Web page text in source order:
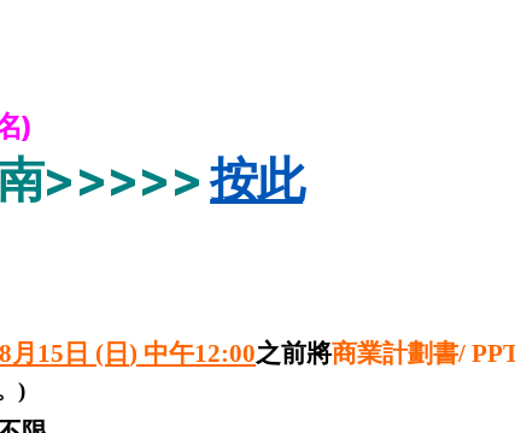
)
南>>>>>按此
月15日 (日) 中午12:00之前將商業計劃書/
)